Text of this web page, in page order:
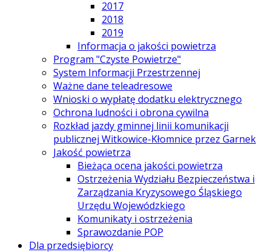
2017
2018
2019
Informacja o jakości powietrza
Program "Czyste Powietrze"
System Informacji Przestrzennej
Ważne dane teleadresowe
Wnioski o wypłatę dodatku elektrycznego
Ochrona ludności i obrona cywilna
Rozkład jazdy gminnej linii komunikacji
publicznej Witkowice-Kłomnice przez Garnek
Jakość powietrza
Bieżąca ocena jakości powietrza
Ostrzeżenia Wydziału Bezpieczeństwa i
Zarządzania Kryzysowego Śląskiego
Urzędu Wojewódzkiego
Komunikaty i ostrzeżenia
Sprawozdanie POP
Dla przedsiębiorcy